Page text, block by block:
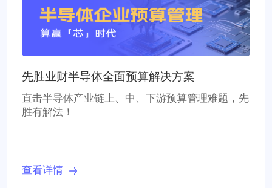
先胜业财半导体全面预算解决方案
直击半导体产业链上、中、下游预算管理难题，先
胜有解法！
查看详情